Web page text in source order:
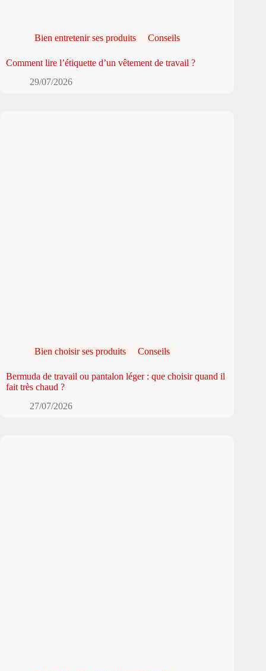
Bien entretenir ses produits Conseils
Comment lire l’étiquette d’un vêtement de travail ?
29/07/2026
Bien choisir ses produits Conseils
Bermuda de travail ou pantalon léger : que choisir quand il
fait très chaud ?
27/07/2026